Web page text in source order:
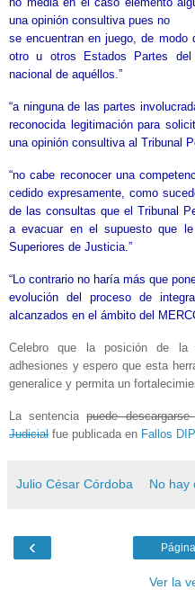
una opinión consultiva pues no
se encuentran en juego, de modo
otro u otros Estados Partes del
nacional de aquéllos.”
“a ninguna de las partes
reconocida legitimación para
una opinión consultiva al Tribunal
“no cabe reconocer una
cedido expresamente, como
de las consultas que el Tribunal
a evacuar en el supuesto que
Superiores de Justicia.”
“Lo contrario no haría más que
evolución del proceso de
alcanzados en el ámbito del
Celebro que la posición de la
adhesiones y espero que esta
generalice y permita un
La sentenciapuede
Judicial fue publicada en Fallos
Julio César Córdoba No hay
‹
Ver la